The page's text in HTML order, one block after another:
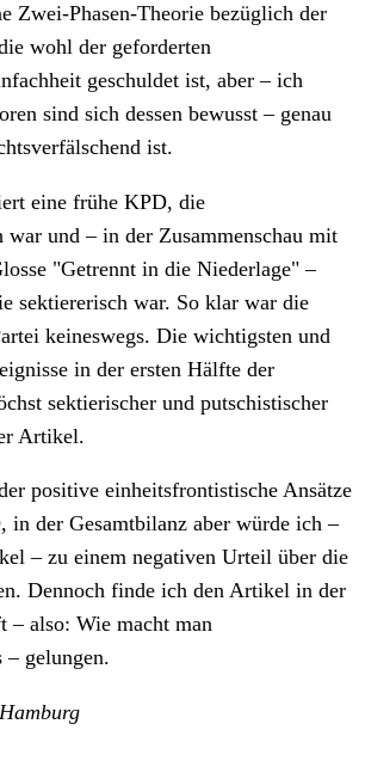
Zwei-Phasen-Theorie bezüglich der
wohl der geforderten
geschuldet ist, aber – ich
sind sich dessen bewusst – genau
ist.
eine frühe KPD, die
war und – in der Zusammenschau mit
"Getrennt in die Niederlage" –
sektiererisch war. So klar war die
keineswegs. Die wichtigsten und
in der ersten Hälfte der
sektierischer und putschistischer
Artikel.
positive einheitsfrontistische Ansätze
in der Gesamtbilanz aber würde ich –
– zu einem negativen Urteil über die
Dennoch finde ich den Artikel in der
– also: Wie macht man
gelungen.